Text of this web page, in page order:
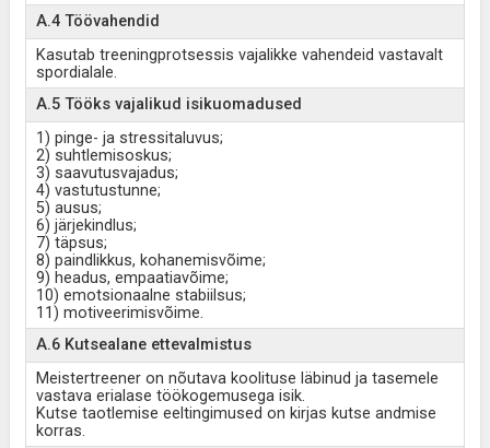
A.4 Töövahendid
Kasutab treeningprotsessis vajalikke vahendeid vastavalt
spordialale.
A.5 Tööks vajalikud isikuomadused
1) pinge- ja stressitaluvus;
2) suhtlemisoskus;
3) saavutusvajadus;
4) vastutustunne;
5) ausus;
6) järjekindlus;
7) täpsus;
8) paindlikkus, kohanemisvõime;
9) headus, empaatiavõime;
10) emotsionaalne stabiilsus;
11) motiveerimisvõime.
A.6 Kutsealane ettevalmistus
Meistertreener on nõutava koolituse läbinud ja tasemele
vastava erialase töökogemusega isik.
Kutse taotlemise eeltingimused on kirjas kutse andmise
korras.